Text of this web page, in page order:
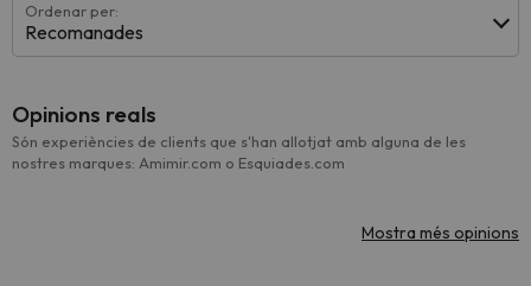
Ordenar per:
Recomanades
Opinions reals
Són experiències de clients que s'han allotjat amb alguna de les
nostres marques: Amimir.com o Esquiades.com
Mostra més opinions